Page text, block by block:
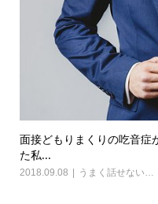
面接どもりまくりの吃音症
た私...
2018.09.08 うまく話せない…